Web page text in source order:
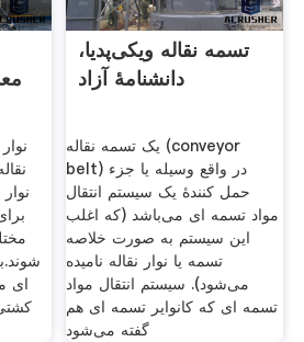
ای
تسمه نقاله ویکی‌پدیا،
دانشنامهٔ آزاد
یک تسمه نقاله (conveyor
belt) در واقع وسیله یا جزء
حمل کنندهٔ یک سیستم انتقال
مواد تسمه ای می‌باشد (که اغلب
این سیستم به صورت خلاصه
تسمه یا نوار نقاله نامیده
می‌شود). سیستم انتقال مواد
تسمه ای که کانوایر تسمه ای هم
گفته می‌شود